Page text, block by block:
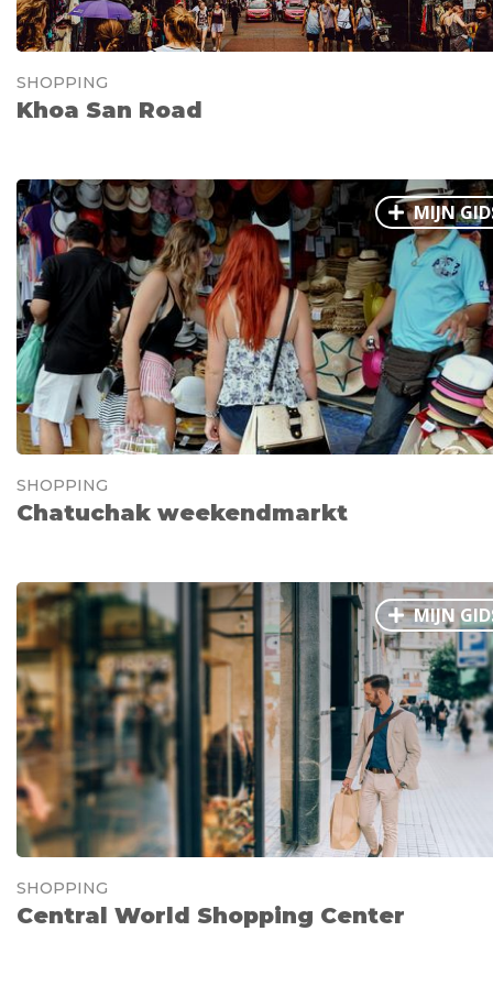
SHOPPING
Khoa San Road
MIJN
SHOPPING
Chatuchak weekendmarkt
MIJN
SHOPPING
Central World Shopping Center